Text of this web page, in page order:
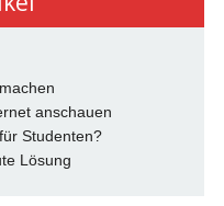
anschauen
Studenten?
Lösung